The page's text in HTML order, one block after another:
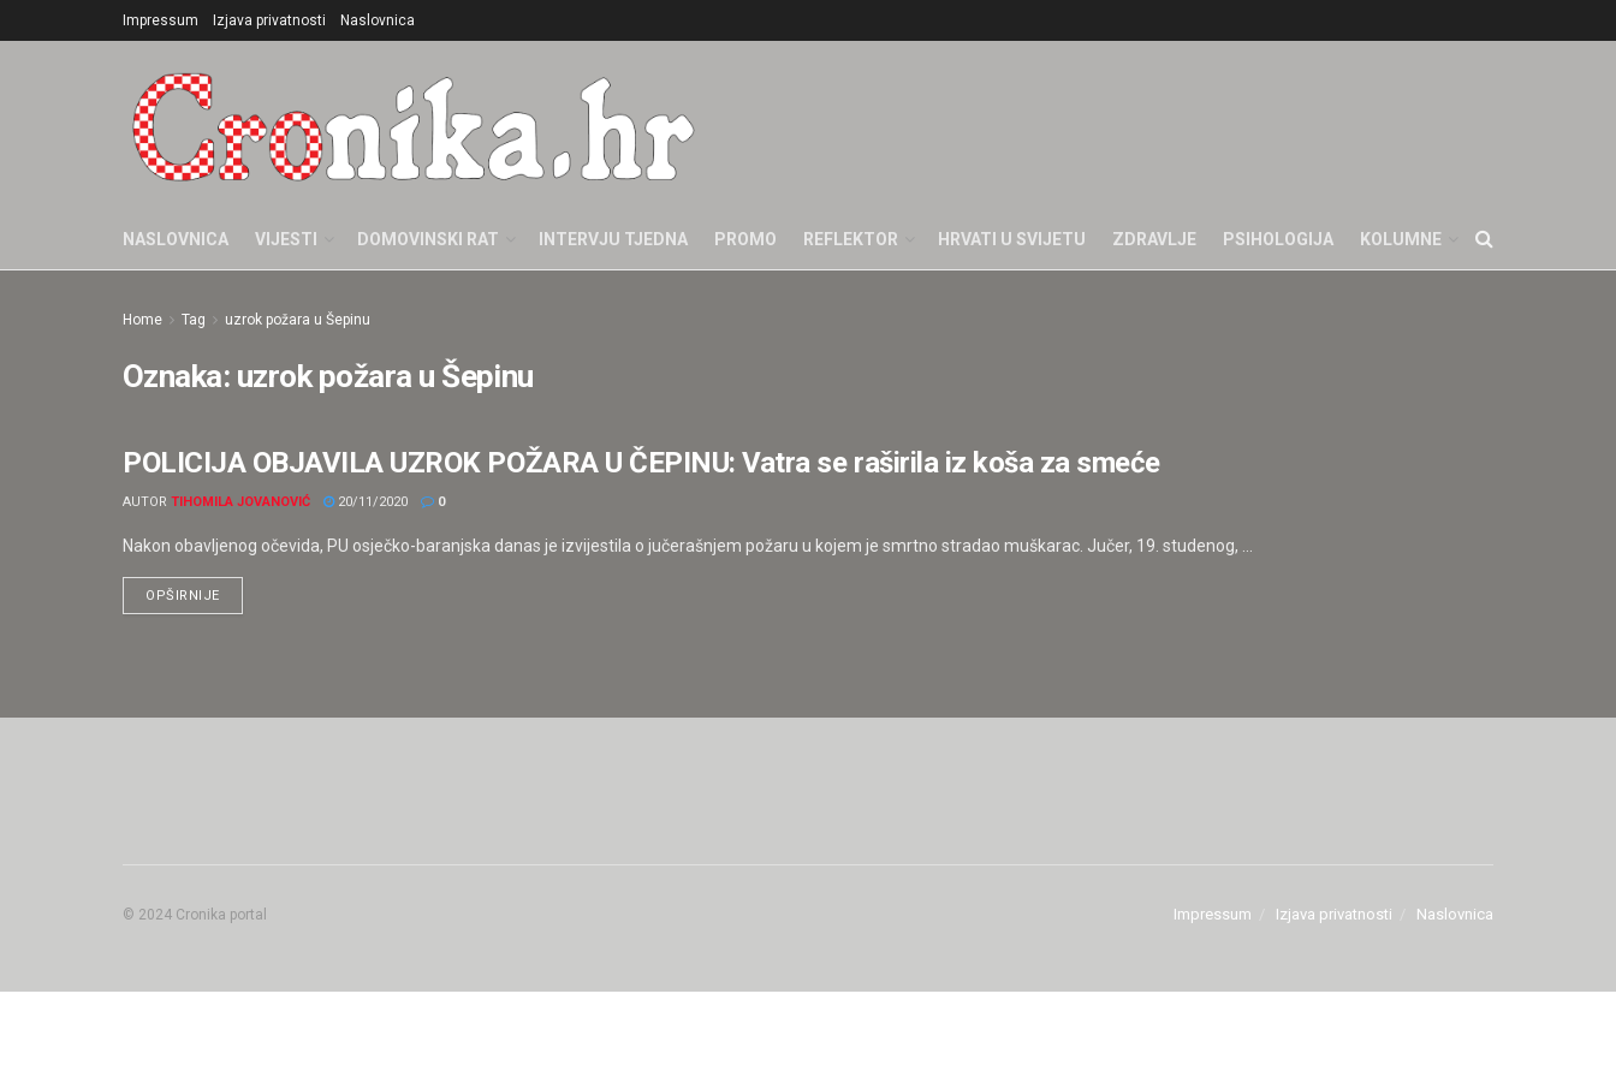
Impressum Izjava privatnosti Naslovnica
NASLOVNICA VIJESTI DOMOVINSKI RAT INTERVJU TJEDNA PROMO REFLEKTOR HRVATI U SVIJETU ZDRAVLJE PSIHOLOGIJA KOLUMNE
Home Tag uzrok požara u Šepinu
Oznaka: uzrok požara u Šepinu
CRNA KRONIKA
POLICIJA OBJAVILA UZROK POŽARA U ČEPINU: Vatra se raširila iz koša za smeće
AUTOR TIHOMILA JOVANOVIĆ 20/11/2020 0
Nakon obavljenog očevida, PU osječko-baranjska danas je izvijestila o jučerašnjem požaru u kojem je smrtno stradao muškarac. Jučer, 19. studenog, ...
OPŠIRNIJE
Impressum Izjava privatnosti Naslovnica
© 2024 Cronika portal